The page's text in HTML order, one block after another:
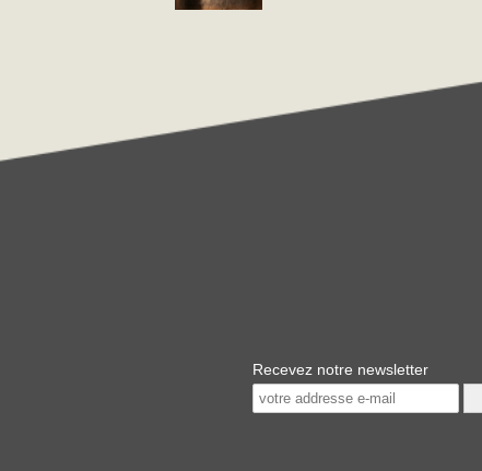
Recevez notre newsletter